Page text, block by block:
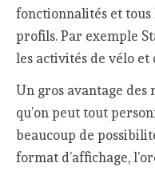
fonctionnalités et tous
profils. Par exemple
les activités de vélo et
Un gros avantage des
qu’on peut tout
beaucoup de
format d’affichage,